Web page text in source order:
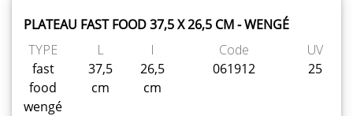
PLATEAU FAST FOOD 37,5 X 26,5 CM - WENGÉ
TYPE
fast
food
wengé
L
37,5
cm
l
26,5
cm
Code
061912
UV
25